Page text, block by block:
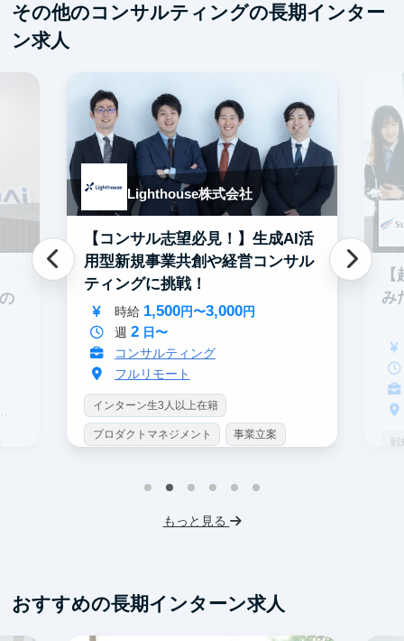
その他のコンサルティングの長期インター
ン求人
Lighthouse株式会社
【コンサル志望必見！】生成AI活
用型新規事業共創や経営コンサル
ティングに挑戦！
時給 1,500円〜3,000円
週 2日〜
コンサルティング
フルリモート
インターン生3人以上在籍
プロダクトマネジメント 事業立案
シンクタンク IT業界
スタートアップ 土日勤務可
み
戦
もっと見る
おすすめの長期インターン求人